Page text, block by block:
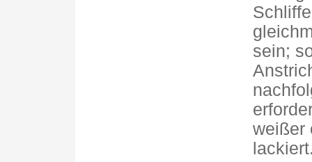
sein;
weißer